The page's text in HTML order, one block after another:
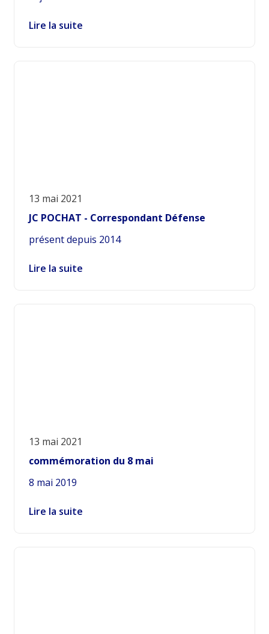
Lire la suite
13 mai 2021
JC POCHAT - Correspondant Défense
présent depuis 2014
Lire la suite
13 mai 2021
commémoration du 8 mai
8 mai 2019
Lire la suite